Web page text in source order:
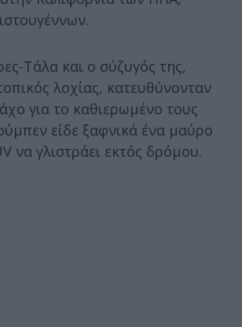
Τάλα και ο σύζυγός της,
λοχίας, κατευθύνονταν
για το καθιερωμένο τους
είδε ξαφνικά ένα μαύρο
να γλιστράει εκτός δρόμου.